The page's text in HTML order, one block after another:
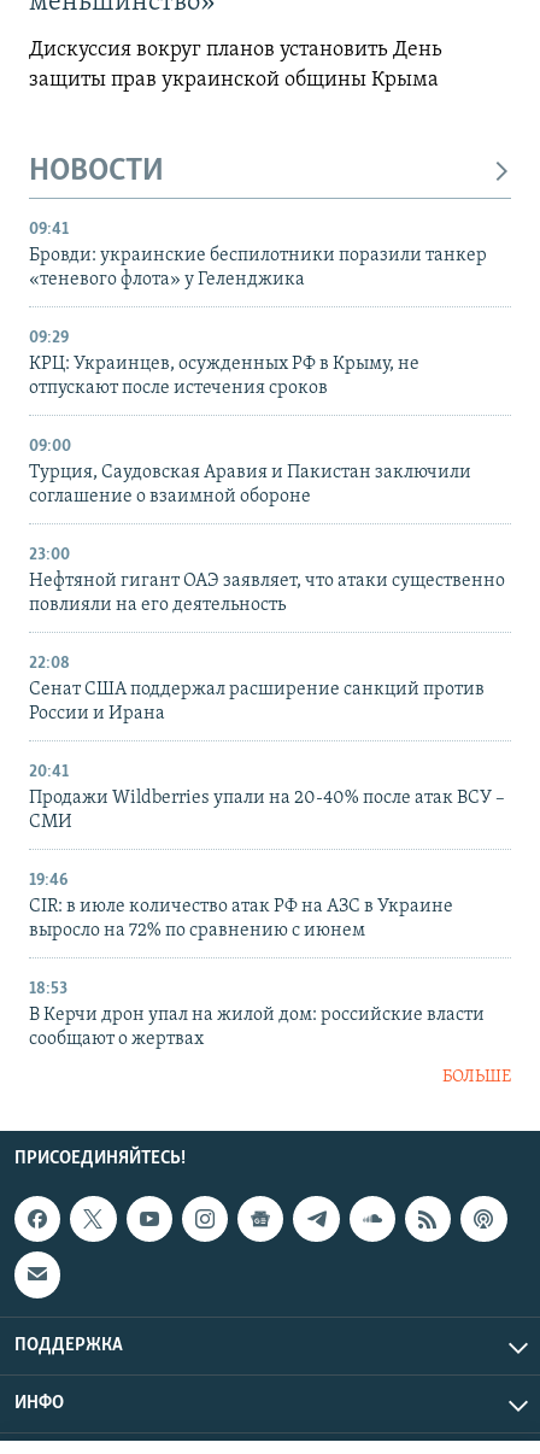
Дискуссия вокруг планов установить День
защиты прав украинской общины Крыма
НОВОСТИ
09:41
Бровди: украинские беспилотники поразили танкер
«теневого флота» у Геленджика
09:29
КРЦ: Украинцев, осужденных РФ в Крыму, не
отпускают после истечения сроков
09:00
Турция, Саудовская Аравия и Пакистан заключили
соглашение о взаимной обороне
23:00
Нефтяной гигант ОАЭ заявляет, что атаки существенно
повлияли на его деятельность
22:08
Сенат США поддержал расширение санкций против
России и Ирана
20:41
Продажи Wildberries упали на 20-40% после атак ВСУ –
СМИ
19:46
CIR: в июле количество атак РФ на АЗС в Украине
выросло на 72% по сравнению с июнем
18:53
В Керчи дрон упал на жилой дом: российские власти
сообщают о жертвах
БОЛЬШЕ
ПРИСОЕДИНЯЙТЕСЬ!
ПОДДЕРЖКА
ИНФО